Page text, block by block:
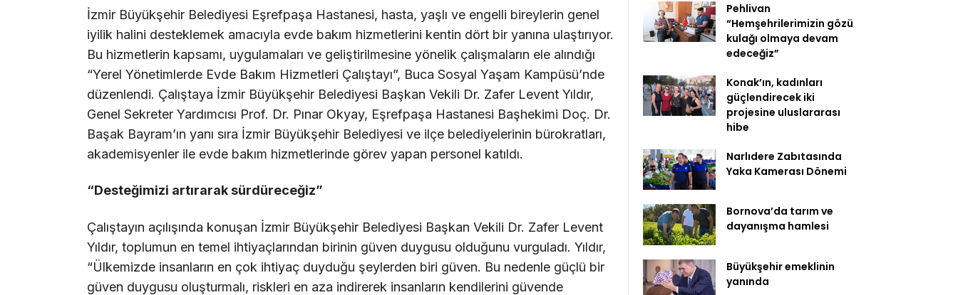
İzmir Büyükşehir Belediyesi Eşrefpaşa Hastanesi, hasta, yaşlı ve engelli bireylerin genel
iyilik halini desteklemek amacıyla evde bakım hizmetlerini kentin dört bir yanına ulaştırıyor.
Bu hizmetlerin kapsamı, uygulamaları ve geliştirilmesine yönelik çalışmaların ele alındığı
“Yerel Yönetimlerde Evde Bakım Hizmetleri Çalıştayı”, Buca Sosyal Yaşam Kampüsü’nde
düzenlendi. Çalıştaya İzmir Büyükşehir Belediyesi Başkan Vekili Dr. Zafer Levent Yıldır,
Genel Sekreter Yardımcısı Prof. Dr. Pınar Okyay, Eşrefpaşa Hastanesi Başhekimi Doç. Dr.
Başak Bayram’ın yanı sıra İzmir Büyükşehir Belediyesi ve ilçe belediyelerinin bürokratları,
akademisyenler ile evde bakım hizmetlerinde görev yapan personel katıldı.
“Desteğimizi artırarak sürdüreceğiz”
Çalıştayın açılışında konuşan İzmir Büyükşehir Belediyesi Başkan Vekili Dr. Zafer Levent
Yıldır, toplumun en temel ihtiyaçlarından birinin güven duygusu olduğunu vurguladı. Yıldır,
“Ülkemizde insanların en çok ihtiyaç duyduğu şeylerden biri güven. Bu nedenle güçlü bir
güven duygusu oluşturmalı, riskleri en aza indirerek insanların kendilerini güvende
Pehlivan
“Hemşehrilerimizin gözü
kulağı olmaya devam
edeceğiz”
Konak’ın, kadınları
güçlendirecek iki
projesine uluslararası
hibe
Narlıdere Zabıtasında
Yaka Kamerası Dönemi
Bornova’da tarım ve
dayanışma hamlesi
Büyükşehir emeklinin
yanında